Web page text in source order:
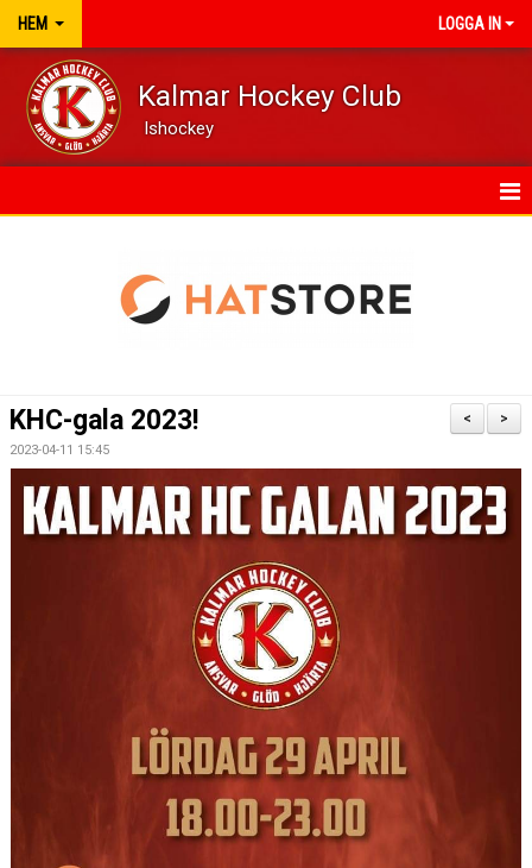
HEM LOGGA IN
Kalmar Hockey Club
Ishockey
DOKUMENT
>
<
KHC-gala 2023!
2023-04-11 15:45